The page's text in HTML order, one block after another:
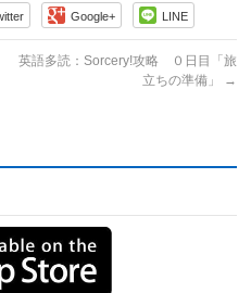
Google+ LINE
英語多読：Sorcery!攻略 ０日目「旅
立ちの準備」
→